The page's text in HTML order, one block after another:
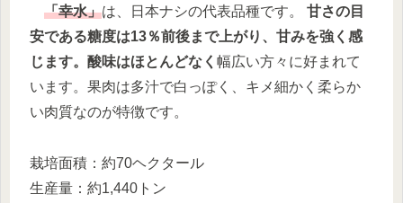
「幸水」は、日本ナシの代表品種です。 甘さの目
安である糖度は13％前後まで上がり、甘みを強く感
じます。酸味はほとんどなく 幅広い方々に好まれて
います。果肉は多汁で白っぽく、キメ細かく柔らか
い肉質なのが特徴です。
栽培面積：約70ヘクタール
生産量：約1,440トン